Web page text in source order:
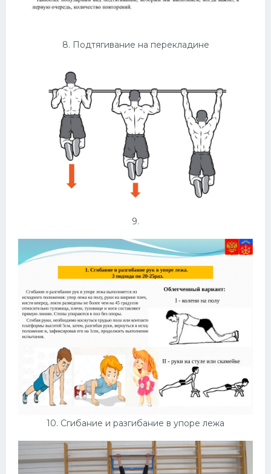
8. Подтягивание на перекладине
9.
10. Сгибание и разгибание в упоре лежа